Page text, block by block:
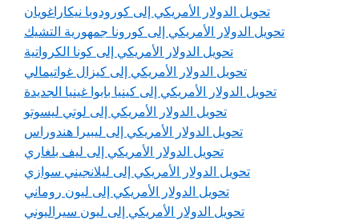
تحويل الدولار الأمريكي إلى كورودوبا نيكاراغويان
تحويل الدولار الأمريكي إلى كورونا جمهورية التشيك
تحويل الدولار الأمريكي إلى كونا الكرواتية
تحويل الدولار الأمريكي إلى كيزال غواتيمالي
تحويل الدولار الأمريكي إلى كينيا بابوا غينيا الجديدة
تحويل الدولار الأمريكي إلى لوتي ليسوتو
تحويل الدولار الأمريكي إلى ليبيرا هندوراس
تحويل الدولار الأمريكي إلى ليف بلغاري
تحويل الدولار الأمريكي إلى ليلانجيني سوازي
تحويل الدولار الأمريكي إلى ليون روماني
تحويل الدولار الأمريكي إلى ليون سيراليوني